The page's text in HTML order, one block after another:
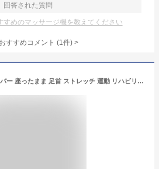
回答された質問
すめのマッサージ機を教えてください
すすめコメント (1件) >
[MRG] 無重力ステッパー 座ったまま 足首 ストレッチ 運動 リハビリ 足 健康ステッパー 健康器具 ステッパー トレーニング 足首を柔らかくする 高齢者 (ブラック)